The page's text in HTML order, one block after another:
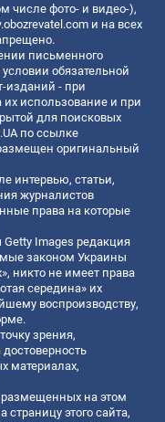
числе фото- и видео-),
и на всех
письменного
обязательной
изданий - при
использование и при
для поисковых
по ссылке
оригинальный
интервью, статьи,
журналистов
права на которые
Images редакция
законом Украины
никто не имеет права
середина» их
воспроизводству,
зрения,
материалах,
на этом
этого сайта,